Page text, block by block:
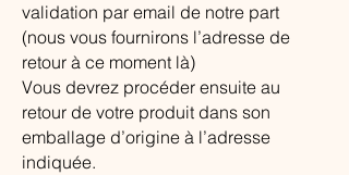
validation par email de notre part
(nous vous fournirons l’adresse de
retour à ce moment là)
Vous devrez procéder ensuite au
retour de votre produit dans son
emballage d’origine à l’adresse
indiquée.